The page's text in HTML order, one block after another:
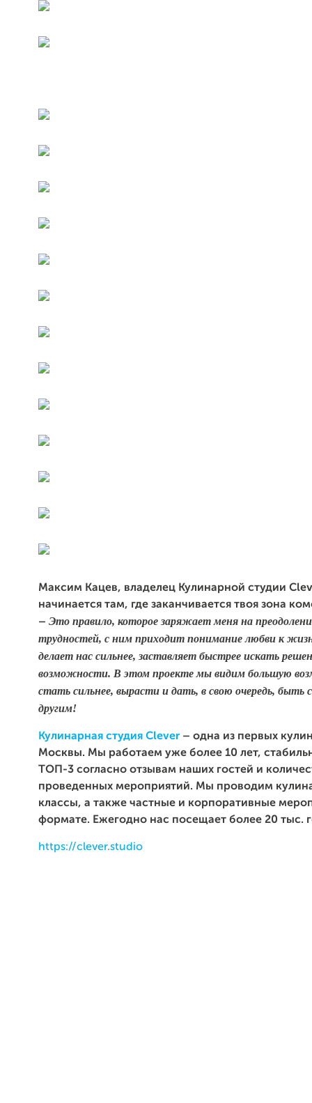
Максим Кацев, владелец Кулинарной студии
начинается там, где заканчивается твоя зона
– Это правило, которое заряжает меня на
трудностей, с ним приходит понимание любви к
делает нас сильнее, заставляет быстрее искать
возможности. В этом проекте мы видим большую
стать сильнее, вырасти и дать, в свою очередь, быть
другим!
Кулинарная студия Clever – одна из первых
Москвы. Мы работаем уже более 10 лет,
ТОП-3 согласно отзывам наших гостей и
проведенных мероприятий. Мы проводим
классы, а также частные и корпоративные
формате. Ежегодно нас посещает более 20 тыс.
https://clever.studio